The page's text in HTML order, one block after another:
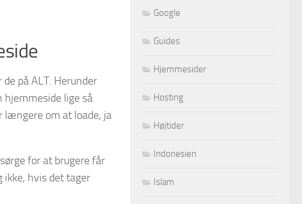
på ALT. Herunder
hjemmeside lige så
længere om at loade, ja
for at brugere får
ikke, hvis det tager
Google
Guides
Hjemmesider
Hosting
Højtider
Indonesien
Islam